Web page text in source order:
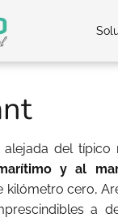
del típico
y al
cero,
a